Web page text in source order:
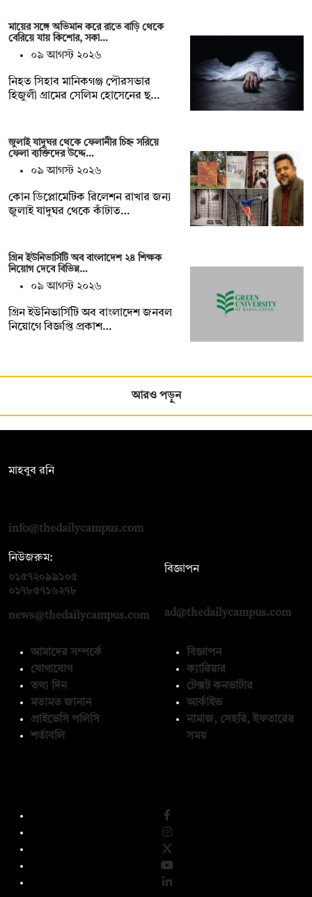
মায়ের সঙ্গে অভিমান করে রাতে বাড়ি থেকে
বেরিয়ে যায় কিশোর, সকা…
০৯ আগস্ট ২০২৬
নিহত সিহাব মানিকগঞ্জ পৌরসভার
হিজুলী গ্রামের সেলিম হোসেনের ছ…
জুলাই যাদুঘর থেকে ফেলানীর চিহ্ন সরিয়ে
ফেলা ব্যক্তিদের উদ্দে…
০৯ আগস্ট ২০২৬
কোন ডিপ্লোমেটিক রিলেশন রাখার জন‍্য
জুলাই যাদুঘর থেকে কাঁটাত…
গ্রিন ইউনিভার্সিটি অব বাংলাদেশ ২৪ শিক্ষক
নিয়োগ দেবে বিভিন্ন…
০৯ আগস্ট ২০২৬
গ্রিন ইউনিভার্সিটি অব বাংলাদেশ জনবল
নিয়োগে বিজ্ঞপ্তি প্রকাশ…
আরও পড়ুন
মাহবুব রনি
info@thedailycampus.com
নিউজরুম:
০১৫৭২০৯৯১০৫
০১৭৮৫৭১৬২৭৮
news@thedailycampus.com
বিজ্ঞাপন
ad@thedailycampus.com
আমাদের সম্পর্কে
যোগাযোগ
তথ্য দিন
মতামত জানান
প্রাইভেসি পলিসি
শর্তাবলি
বিজ্ঞাপন
ক্যারিয়ার
টেক্সট কনভার্টার
আর্কাইভ
নামাজ, সেহরি, ইফতারের
সময়